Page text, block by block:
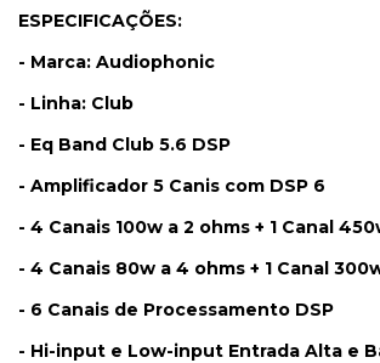
ESPECIFICAÇÕES:
- Marca: Audiophonic
- Linha: Club
- Eq Band Club 5.6 DSP
- Amplificador 5 Canis com DSP 6
- 4 Canais 100w a 2 ohms + 1 Canal
- 4 Canais 80w a 4 ohms + 1 Canal
- 6 Canais de Processamento DSP
- Hi-input e Low-input Entrada Alta e